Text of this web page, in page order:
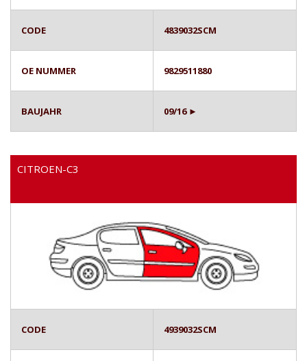
CODE 4839032SCM
OE NUMMER 9829511880
BAUJAHR 09/16 ►
CITROEN-C3
CODE 4939032SCM